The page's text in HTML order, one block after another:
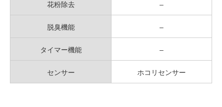
花粉除去 –
脱臭機能 –
タイマー機能 –
センサー ホコリセンサー